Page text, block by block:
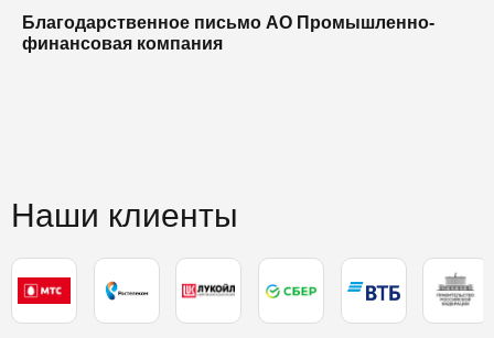
Благодарственное письмо АО Промышленно-
финансовая компания
Наши клиенты